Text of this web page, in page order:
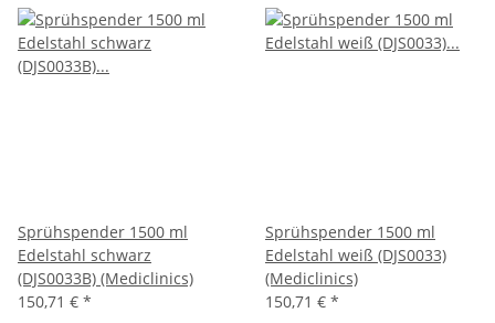
Sprühspender 1500 ml
Edelstahl schwarz
(DJS0033B) (Mediclinics)
150,71 € *
Sprühspender 1500 ml
Edelstahl weiß (DJS0033)
(Mediclinics)
150,71 € *